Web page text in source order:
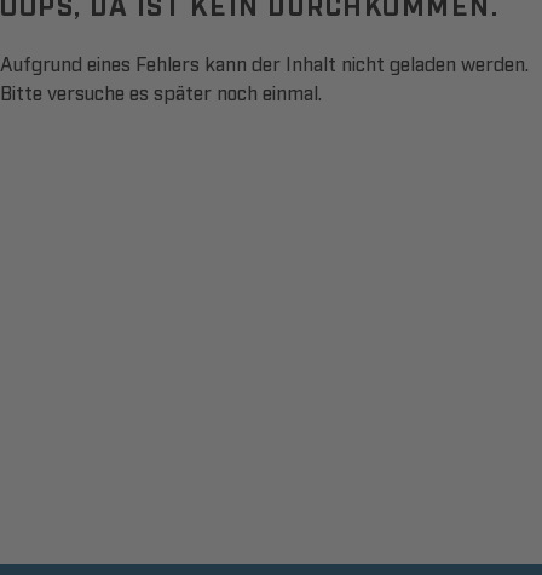
Aufgrund eines Fehlers kann der Inhalt nicht geladen werden.
Bitte versuche es später noch einmal.